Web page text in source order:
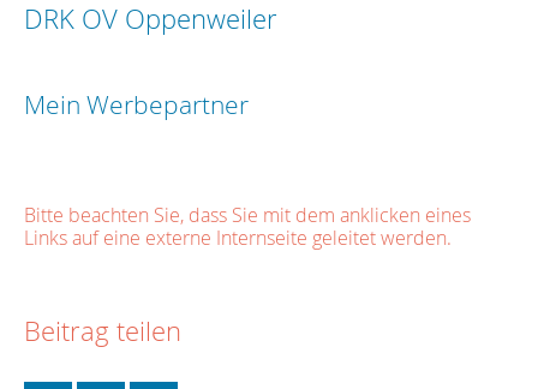
DRK OV Oppenweiler
Mein Werbepartner
Bitte beachten Sie, dass Sie mit dem anklicken eines
Links auf eine externe Internseite geleitet werden.
Beitrag teilen